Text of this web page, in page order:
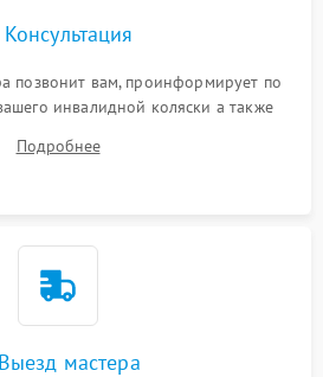
позвонит вам, проинформирует по
инвалидной коляски а также
Подробнее
мастера